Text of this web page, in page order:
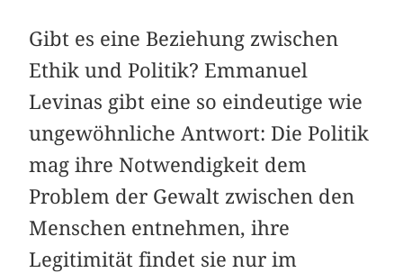
Gibt es eine Beziehung zwischen
Ethik und Politik? Emmanuel
Levinas gibt eine so eindeutige wie
ungewöhnliche Antwort: Die Politik
mag ihre Notwendigkeit dem
Problem der Gewalt zwischen den
Menschen entnehmen, ihre
Legitimität findet sie nur im